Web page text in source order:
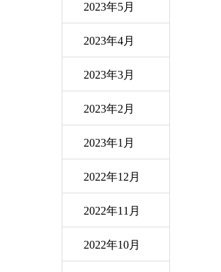
2023年5月
2023年4月
2023年3月
2023年2月
2023年1月
2022年12月
2022年11月
2022年10月